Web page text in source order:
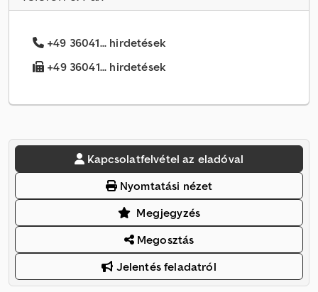
+49 36041... hirdetések
+49 36041... hirdetések
Kapcsolatfelvétel az eladóval
Nyomtatási nézet
Megjegyzés
Megosztás
Jelentés feladatról